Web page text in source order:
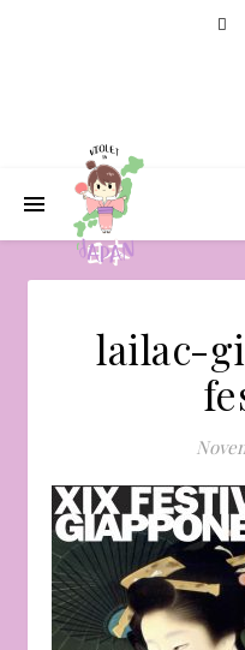
lailac-